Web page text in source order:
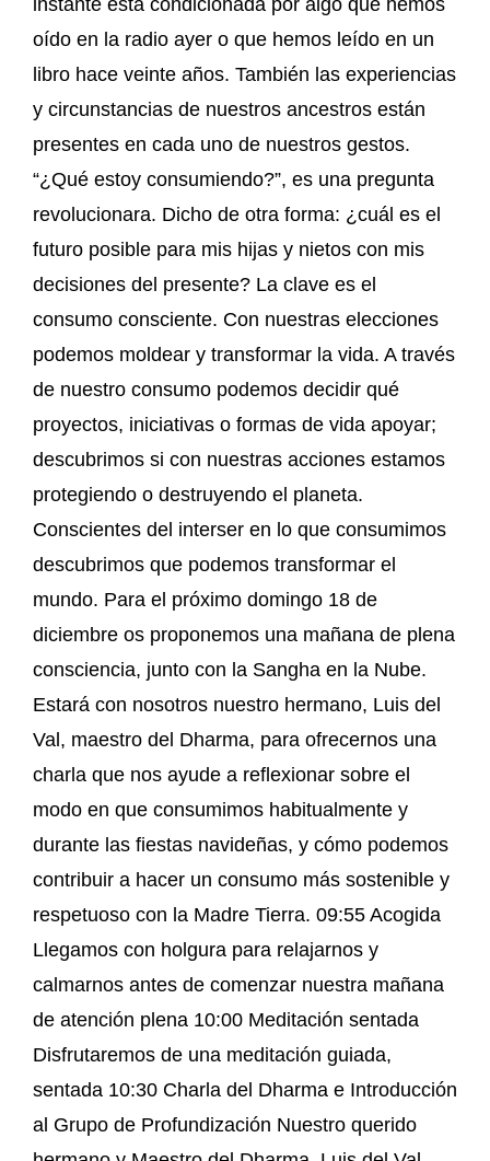
instante está condicionada por algo que hemos
oído en la radio ayer o que hemos leído en un
libro hace veinte años. También las experiencias
y circunstancias de nuestros ancestros están
presentes en cada uno de nuestros gestos.
“¿Qué estoy consumiendo?”, es una pregunta
revolucionara. Dicho de otra forma: ¿cuál es el
futuro posible para mis hijas y nietos con mis
decisiones del presente? La clave es el
consumo consciente. Con nuestras elecciones
podemos moldear y transformar la vida. A través
de nuestro consumo podemos decidir qué
proyectos, iniciativas o formas de vida apoyar;
descubrimos si con nuestras acciones estamos
protegiendo o destruyendo el planeta.
Conscientes del interser en lo que consumimos
descubrimos que podemos transformar el
mundo. Para el próximo domingo 18 de
diciembre os proponemos una mañana de plena
consciencia, junto con la Sangha en la Nube.
Estará con nosotros nuestro hermano, Luis del
Val, maestro del Dharma, para ofrecernos una
charla que nos ayude a reflexionar sobre el
modo en que consumimos habitualmente y
durante las fiestas navideñas, y cómo podemos
contribuir a hacer un consumo más sostenible y
respetuoso con la Madre Tierra. 09:55 Acogida
Llegamos con holgura para relajarnos y
calmarnos antes de comenzar nuestra mañana
de atención plena 10:00 Meditación sentada
Disfrutaremos de una meditación guiada,
sentada 10:30 Charla del Dharma e Introducción
al Grupo de Profundización Nuestro querido